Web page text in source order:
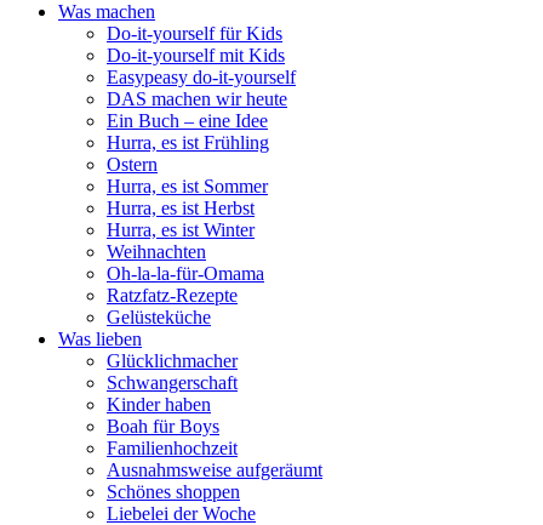
Was machen
Do-it-yourself für Kids
Do-it-yourself mit Kids
Easypeasy do-it-yourself
DAS machen wir heute
Ein Buch – eine Idee
Hurra, es ist Frühling
Ostern
Hurra, es ist Sommer
Hurra, es ist Herbst
Hurra, es ist Winter
Weihnachten
Oh-la-la-für-Omama
Ratzfatz-Rezepte
Gelüsteküche
Was lieben
Glücklichmacher
Schwangerschaft
Kinder haben
Boah für Boys
Familienhochzeit
Ausnahmsweise aufgeräumt
Schönes shoppen
Liebelei der Woche